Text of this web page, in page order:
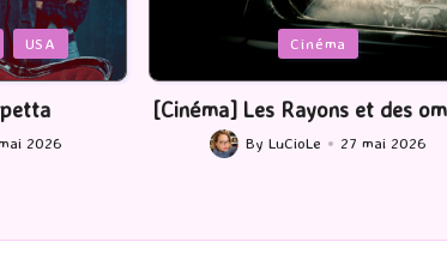
in
Cinéma
[Cinéma] Les Rayons et des ombres
LuCioLe 27 mai 2026